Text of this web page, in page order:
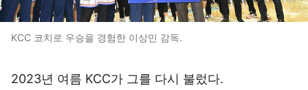
KCC 코치로 우승을 경험한 이상민 감독.
2023년 여름 KCC가 그를 다시 불렀다.